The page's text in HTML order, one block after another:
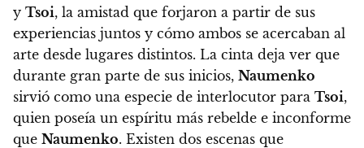
y Tsoi, la amistad que forjaron a partir de sus
experiencias juntos y cómo ambos se acercaban al
arte desde lugares distintos. La cinta deja ver que
durante gran parte de sus inicios, Naumenko
sirvió como una especie de interlocutor para Tsoi,
quien poseía un espíritu más rebelde e inconforme
que Naumenko. Existen dos escenas que